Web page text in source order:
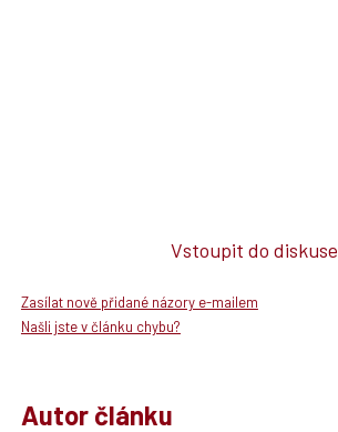
Vstoupit do diskuse
Zasílat nově přidané názory e-mailem
Našli jste v článku chybu?
Autor článku